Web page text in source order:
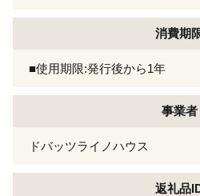
消費期
■使用期限:発行後から1年
事業者
ドバッツライノハウス
返礼品